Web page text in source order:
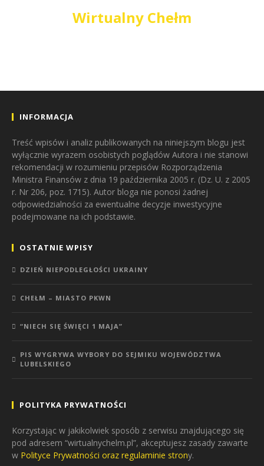
Wirtualny Chełm
INFORMACJA
Treść wpisów i analiz publikowanych na niniejszym blogu jest
wyłącznie wyrazem osobistych poglądów Autora i nie stanowi
rekomendacji w rozumieniu przepisów Rozporządzenia
Ministra Finansów z dnia 19 października 2005 r. (Dz. U. z 2005
r. Nr 206, poz. 1715). Autor bloga nie ponosi żadnej
odpowiedzialności za ewentualne decyzje inwestycyjne
podejmowane na ich podstawie.
OSTATNIE WPISY
DZIEŃ NIEPODLEGŁOŚCI UKRAINY
CHEŁM – MIASTO PKWN
“NIECH SIĘ ŚWIĘCI 1 MAJA”
PIS WYGRYWA WYBORY DO SEJMIKU WOJEWÓDZTWA
LUBELSKIEGO
POLITYKA PRYWATNOŚCI
Korzystając w jakikolwiek sposób z serwisu znajdującego się
pod adresem “wirtualnychelm.pl”, akceptujesz zasady zawarte
w Polityce Prywatności oraz regulaminie strony.